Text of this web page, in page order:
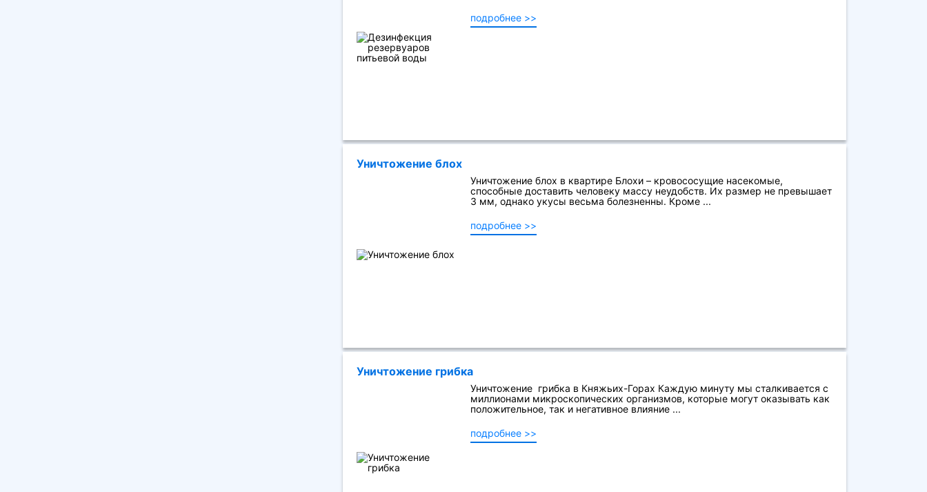
подробнее >>
Уничтожение блох
Уничтожение блох в квартире Блохи – кровососущие насекомые,
способные доставить человеку массу неудобств. Их размер не превышает
3 мм, однако укусы весьма болезненны. Кроме ...
подробнее >>
Уничтожение грибка
Уничтожение грибка в Княжьих-Горах Каждую минуту мы сталкивается с
миллионами микроскопических организмов, которые могут оказывать как
положительное, так и негативное влияние ...
подробнее >>